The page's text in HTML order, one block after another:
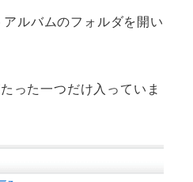
ルバムのフォルダを開い
った一つだけ入っていま